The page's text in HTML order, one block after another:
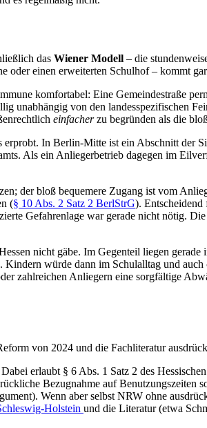
das Wiener Modell – die
oder einen erweiterten Schulhof – kommt
komfortabel: Eine Gemeindestraße
unabhängig von den landesspezifischen
einfacherzu begründen als die
In Berlin-Mitte ist ein Abschnitt der
Als ein Anliegerbetrieb dagegen im
der bloß bequemere Zugang ist vom
(§ 10 Abs. 2 Satz 2 BerlStrG).
Gefahrenlage war gerade nicht nötig.
nicht gäbe. Im Gegenteil liegen
würde dann im Schulalltag und
zahlreichen Anliegern eine sorgfältige
von 2024 und die Fachliteratur
erlaubt § 6 Abs. 1 Satz 2 des
Bezugnahme auf Benutzungszeiten
Wenn aber selbst NRW ohne
Holstein und die Literatur (etwa